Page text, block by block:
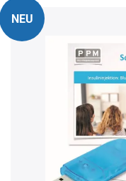
NEU